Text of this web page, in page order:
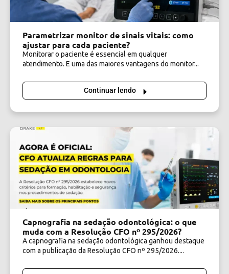
Parametrizar monitor de sinais vitais: como
ajustar para cada paciente?
Monitorar o paciente é essencial em qualquer
atendimento. E uma das maiores vantagens do monitor...
Continuar lendo
Capnografia na sedação odontológica: o que
muda com a Resolução CFO nº 295/2026?
A capnografia na sedação odontológica ganhou destaque
com a publicação da Resolução CFO nº 295/2026....